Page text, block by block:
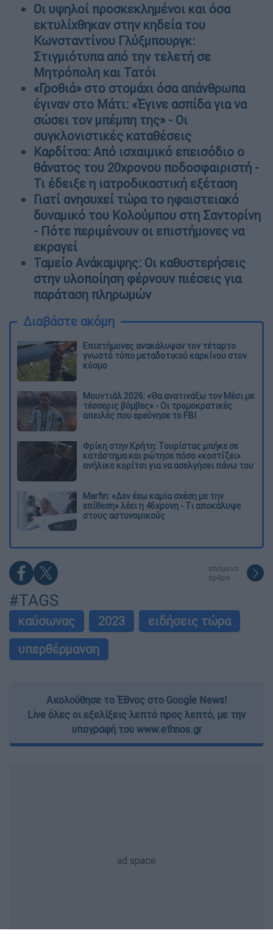
Οι υψηλοί προσκεκλημένοι και όσα
εκτυλίχθηκαν στην κηδεία του
Κωνσταντίνου Γλύξμπουργκ:
Στιγμιότυπα από την τελετή σε
Μητρόπολη και Τατόι
«Γροθιά» στο στομάχι όσα απάνθρωπα
έγιναν στο Μάτι: «Έγινε ασπίδα για να
σώσει τον μπέμπη της» - Οι
συγκλονιστικές καταθέσεις
Καρδίτσα: Από ισχαιμικό επεισόδιο ο
θάνατος του 20χρονου ποδοσφαιριστή -
Τι έδειξε η ιατροδικαστική εξέταση
Γιατί ανησυχεί τώρα το ηφαιστειακό
δυναμικό του Κολούμπου στη Σαντορίνη
- Πότε περιμένουν οι επιστήμονες να
εκραγεί
Ταμείο Ανάκαμψης: Οι καθυστερήσεις
στην υλοποίηση φέρνουν πιέσεις για
παράταση πληρωμών
Διαβάστε ακόμη
Επιστήμονες ανακάλυψαν τον τέταρτο
γνωστό τύπο μεταδοτικού καρκίνου στον
κόσμο
Μουντιάλ 2026: «Θα ανατινάξω τον Μέσι με
τέσσερις βόμβες» - Οι τρομοκρατικές
απειλές που ερεύνησε το FBI
Φρίκη στην Κρήτη: Τουρίστας μπήκε σε
κατάστημα και ρώτησε πόσο «κοστίζει»
ανήλικο κορίτσι για να ασελγήσει πάνω του
Marfin: «Δεν έχω καμία σχέση με την
επίθεση» λέει η 46χρονη - Τι αποκάλυψε
στους αστυνομικούς
επόμενο
άρθρο
#TAGS
καύσωνας 2023
ειδήσεις τώρα
υπερθέρμανση
Ακολούθησε το Έθνος στο Google News!
Live όλες οι εξελίξεις λεπτό προς λεπτό, με την
υπογραφή του www.ethnos.gr